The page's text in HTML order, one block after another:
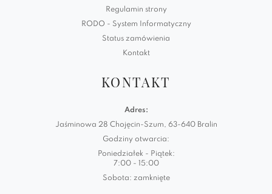
Regulamin strony
RODO - System Informatyczny
Status zamówienia
Kontakt
KONTAKT
Adres:
Jaśminowa 28 Chojęcin-Szum, 63-640 Bralin
Godziny otwarcia:
Poniedziałek - Piątek:
7:00 - 15:00
Sobota: zamknięte